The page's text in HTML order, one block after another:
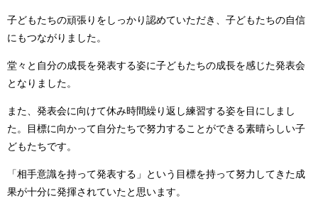
子どもたちの頑張りをしっかり認めていただき、子どもたちの自信
にもつながりました。
堂々と自分の成長を発表する姿に子どもたちの成長を感じた発表会
となりました。
また、発表会に向けて休み時間繰り返し練習する姿を目にしまし
た。目標に向かって自分たちで努力することができる素晴らしい子
どもたちです。
「相手意識を持って発表する」という目標を持って努力してきた成
果が十分に発揮されていたと思います。